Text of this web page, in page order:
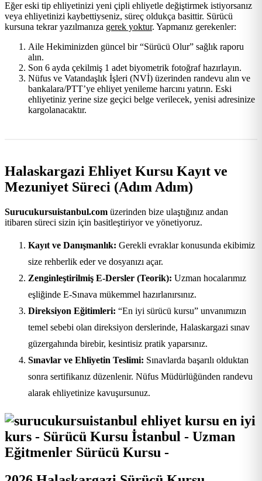
Eğer eski tip ehliyetinizi yeni çipli ehliyetle değiştirmek istiyorsanız
veya ehliyetinizi kaybettiyseniz, süreç oldukça basittir. Sürücü
kursuna tekrar yazılmanıza gerek yoktur. Yapmanız gerekenler:
Aile Hekiminizden güncel bir “Sürücü Olur” sağlık raporu
alın.
Son 6 ayda çekilmiş 1 adet biyometrik fotoğraf hazırlayın.
Nüfus ve Vatandaşlık İşleri (NVİ) üzerinden randevu alın ve
bankalara/PTT’ye ehliyet yenileme harcını yatırın. Eski
ehliyetiniz yerine size geçici belge verilecek, yenisi adresinize
kargolanacaktır.
Halaskargazi Ehliyet Kursu Kayıt ve
Mezuniyet Süreci (Adım Adım)
Surucukursuistanbul.com üzerinden bize ulaştığınız andan
itibaren süreci sizin için basitleştiriyor ve yönetiyoruz.
Kayıt ve Danışmanlık: Gerekli evraklar konusunda ekibimiz
size rehberlik eder ve dosyanızı açar.
Zenginleştirilmiş E-Dersler (Teorik): Uzman hocalarımız
eşliğinde E-Sınava mükemmel hazırlanırsınız.
Direksiyon Eğitimleri: “En iyi sürücü kursu” unvanımızın
temel sebebi olan direksiyon derslerinde, Halaskargazi sınav
güzergahında birebir, kesintisiz pratik yaparsınız.
Sınavlar ve Ehliyetin Teslimi: Sınavlarda başarılı olduktan
sonra sertifikanız düzenlenir. Nüfus Müdürlüğünden randevu
alarak ehliyetinize kavuşursunuz.